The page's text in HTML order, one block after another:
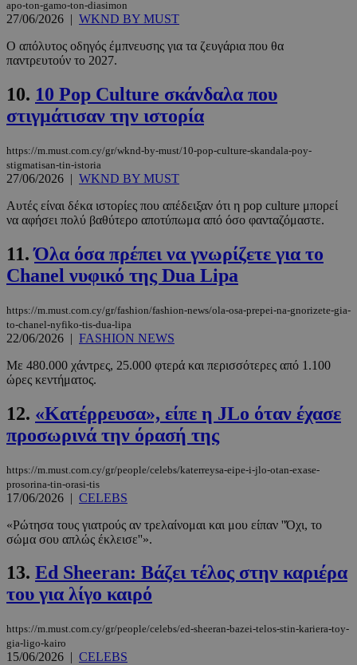
apo-ton-gamo-ton-diasimon
27/06/2026 | WKND BY MUST
Ο απόλυτος οδηγός έμπνευσης για τα ζευγάρια που θα
παντρευτούν το 2027.
10. 10 Pop Culture σκάνδαλα που
στιγμάτισαν την ιστορία
https://m.must.com.cy/gr/wknd-by-must/10-pop-culture-skandala-poy-
stigmatisan-tin-istoria
27/06/2026 | WKND BY MUST
Αυτές είναι δέκα ιστορίες που απέδειξαν ότι η pop culture μπορεί
να αφήσει πολύ βαθύτερο αποτύπωμα από όσο φανταζόμαστε.
11.Όλα όσα πρέπει να γνωρίζετε για το
Chanel νυφικό της Dua Lipa
https://m.must.com.cy/gr/fashion/fashion-news/ola-osa-prepei-na-gnorizete-gia-
to-chanel-nyfiko-tis-dua-lipa
22/06/2026 | FASHION NEWS
Με 480.000 χάντρες, 25.000 φτερά και περισσότερες από 1.100
ώρες κεντήματος.
12. «Κατέρρευσα», είπε η JLo όταν έχασε
προσωρινά την όρασή της
https://m.must.com.cy/gr/people/celebs/katerreysa-eipe-i-jlo-otan-exase-
prosorina-tin-orasi-tis
17/06/2026 | CELEBS
«Ρώτησα τους γιατρούς αν τρελαίνομαι και μου είπαν ''Όχι, το
σώμα σου απλώς έκλεισε''».
13. Ed Sheeran: Βάζει τέλος στην καριέρα
του για λίγο καιρό
https://m.must.com.cy/gr/people/celebs/ed-sheeran-bazei-telos-stin-kariera-toy-
gia-ligo-kairo
15/06/2026 | CELEBS